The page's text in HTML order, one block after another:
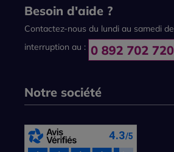
Besoin d'aide ?
Contactez-nous du lundi au samedi
interruption au :
Notre société